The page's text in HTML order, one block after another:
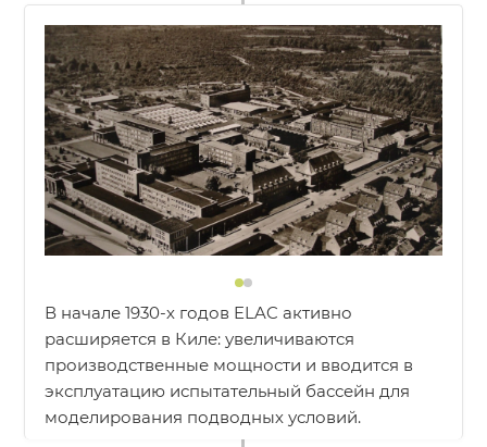
В начале 1930-х годов ELAC активно
расширяется в Киле: увеличиваются
производственные мощности и вводится в
эксплуатацию испытательный бассейн для
моделирования подводных условий.